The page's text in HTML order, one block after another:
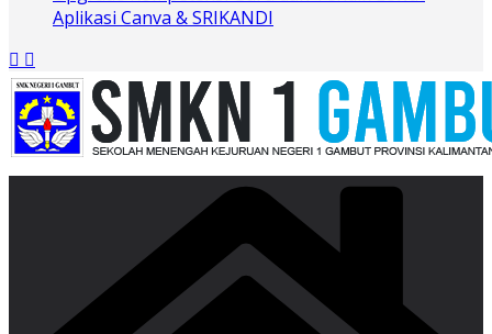
Aplikasi Canva & SRIKANDI